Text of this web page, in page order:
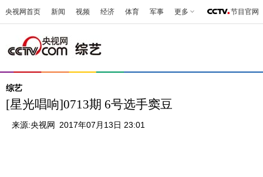
央视网首页 新闻 视频 经济 体育 军事 更多 节目官网
综艺
[星光唱响]0713期 6号选手窦豆
来源:央视网 2017年07月13日 23:01